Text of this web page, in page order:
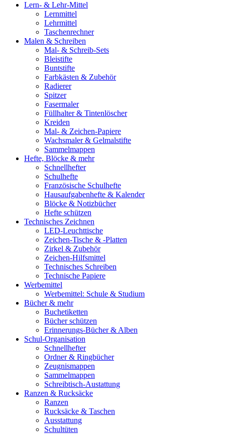
Lern- & Lehr-Mittel
Lernmittel
Lehrmittel
Taschenrechner
Malen & Schreiben
Mal- & Schreib-Sets
Bleistifte
Buntstifte
Farbkästen & Zubehör
Radierer
Spitzer
Fasermaler
Füllhalter & Tintenlöscher
Kreiden
Mal- & Zeichen-Papiere
Wachsmaler & Gelmalstifte
Sammelmappen
Hefte, Blöcke & mehr
Schnellhefter
Schulhefte
Französische Schulhefte
Hausaufgabenhefte & Kalender
Blöcke & Notizbücher
Hefte schützen
Technisches Zeichnen
LED-Leuchttische
Zeichen-Tische & -Platten
Zirkel & Zubehör
Zeichen-Hilfsmittel
Technisches Schreiben
Technische Papiere
Werbemittel
Werbemittel: Schule & Studium
Bücher & mehr
Buchetiketten
Bücher schützen
Erinnerungs-Bücher & Alben
Schul-Organisation
Schnellhefter
Ordner & Ringbücher
Zeugnismappen
Sammelmappen
Schreibtisch-Austattung
Ranzen & Rucksäcke
Ranzen
Rucksäcke & Taschen
Ausstattung
Schultüten